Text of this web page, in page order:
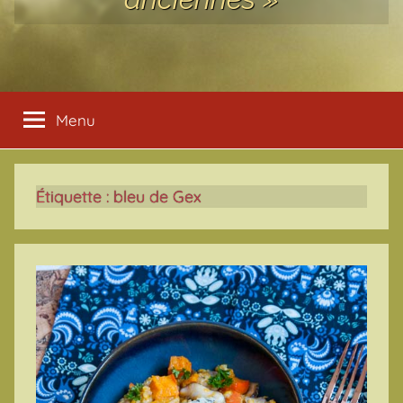
Menu
Étiquette : bleu de Gex